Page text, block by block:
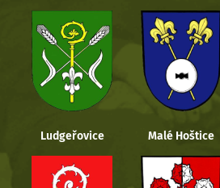
Ludgeřovice Malé Hoštice